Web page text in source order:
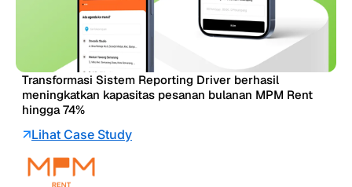
Transformasi Sistem Reporting Driver berhasil
meningkatkan kapasitas pesanan bulanan MPM Rent
hingga 74%
Lihat Case Study